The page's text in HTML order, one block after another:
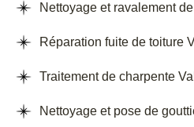
Nettoyage et ravalement
Réparation fuite de toiture
Traitement de charpente
Nettoyage et pose de